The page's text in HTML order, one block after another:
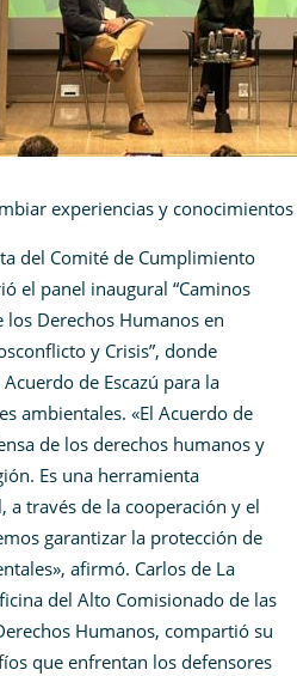
experiencias y
del Comité de Cumplimiento
el panel inaugural “Caminos
los Derechos Humanos en
y Crisis”, donde
de Escazú para la
ambientales. «El Acuerdo de
de los derechos humanos y
Es una herramienta
a través de la cooperación y el
garantizar la protección de
afirmó. Carlos de La
del Alto Comisionado de las
Humanos, compartió su
que enfrentan los defensores